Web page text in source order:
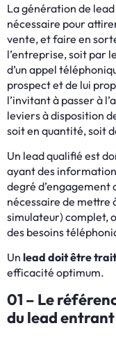
La génération de
nécessaire pour
vente, et faire en
l’entreprise, soit par
d’un appel
prospect et de lui
l’invitant à passer à
leviers à disposition
soit en quantité, soit
Un lead qualifié est
ayant des
degré d’engagement
nécessaire de mettre
simulateur) complet,
des besoins
Un lead doit être
efficacité optimum.
01 – Le
du lead entrant